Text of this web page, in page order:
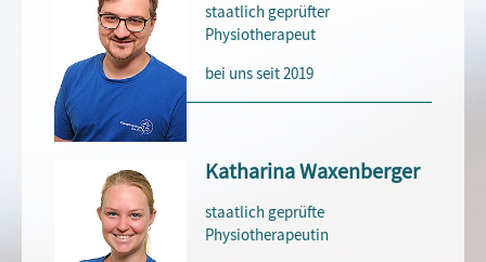
staatlich geprüfter
Physiotherapeut
bei uns seit 2019
Katharina Waxenberger
staatlich geprüfte
Physiotherapeutin